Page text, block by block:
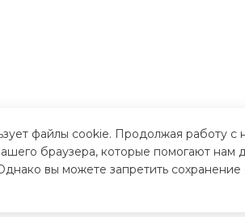
файлы cookie. Продолжая работу
браузера, которые помогают нам
вы можете запретить